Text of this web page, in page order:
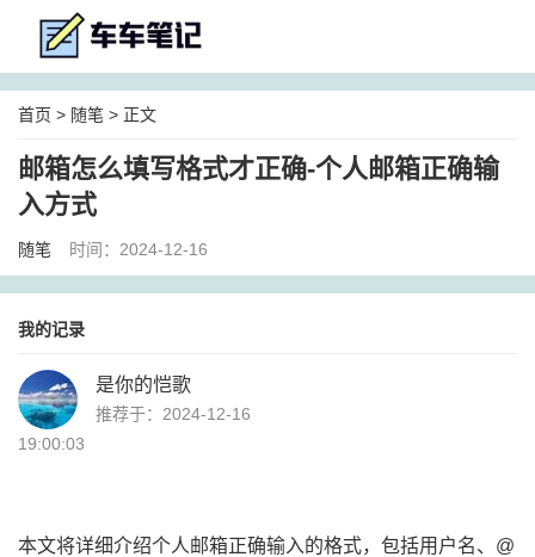
首页 > 随笔 > 正文
邮箱怎么填写格式才正确-个人邮箱正确输
入方式
随笔 时间：2024-12-16
我的记录
是你的恺歌
推荐于：2024-12-16
19:00:03
本文将详细介绍个人邮箱正确输入的格式，包括用户名、@